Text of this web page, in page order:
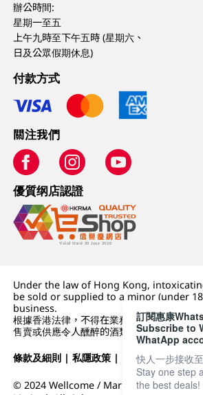
辦公時間:
星期一至五
上午九時至下午五時 (星期六、
日及公眾假期休息)
付款方式
關注我們
優質纲店認證
Under the law of Hong Kong,
be sold or supplied to a minor (under
business.
根據香港法律，不得在業務過程中，向未成
售賣或供應令人醺醉的酒類。
條款及細則 |私隱政策 | DFI零售集團
© 2024 Wellcome / Market Place. The
訂閱惠康
Subscribe to
WhatApp
快人一步接收
Stay one step
the best deals!